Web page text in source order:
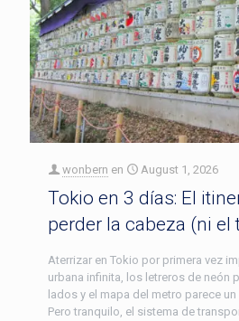
wonbern en August 1, 2026
Tokio en 3 días: El
perder la cabeza (ni el
Aterrizar en Tokio por primera vez
urbana infinita, los letreros de neón
lados y el mapa del metro parece
Pero tranquilo, el sistema de